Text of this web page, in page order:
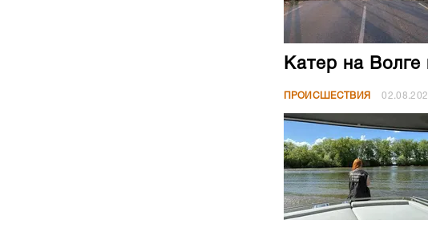
Катер на Волге
ПРОИСШЕСТВИЯ